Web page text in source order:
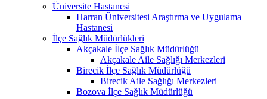
Üniversite Hastanesi
Harran Üniversitesi Araştırma ve Uygulama
Hastanesi
İlçe Sağlık Müdürlükleri
Akçakale İlçe Sağlık Müdürlüğü
Akçakale Aile Sağlığı Merkezleri
Birecik İlçe Sağlık Müdürlüğü
Birecik Aile Sağlığı Merkezleri
Bozova İlçe Sağlık Müdürlüğü